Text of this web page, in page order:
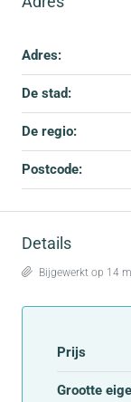
Adres:
De stad:
De regio:
Postcode:
Details
Bijgewerkt op 14
Prijs
Grootte